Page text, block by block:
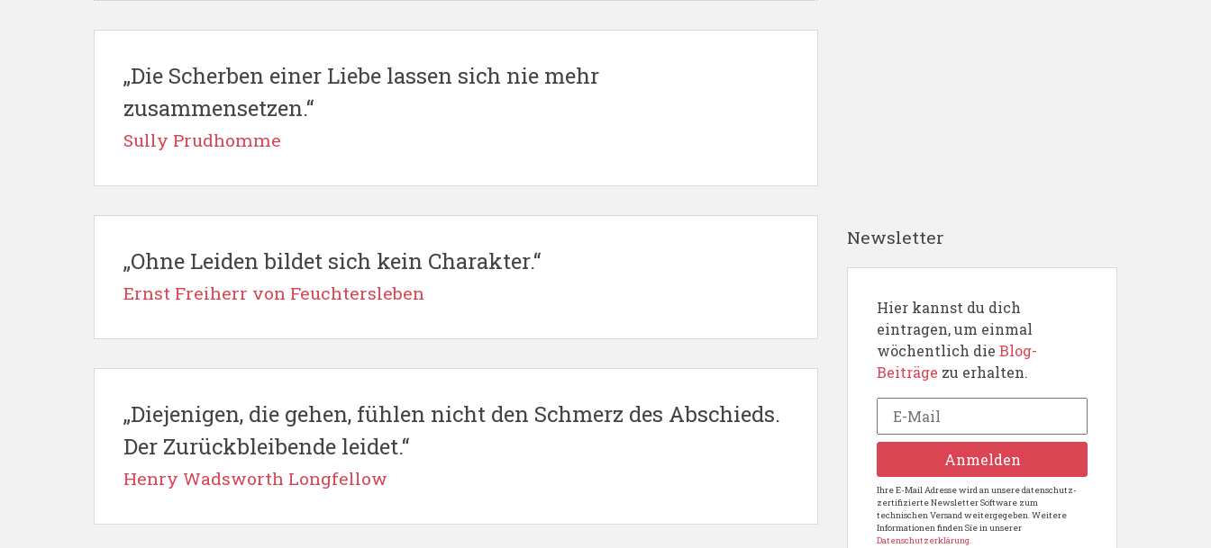
„Die Scherben einer Liebe lassen sich nie mehr
zusammensetzen.“
Sully Prudhomme
„Ohne Leiden bildet sich kein Charakter.“
Ernst Freiherr von Feuchtersleben
„Diejenigen, die gehen, fühlen nicht den Schmerz des Abschieds.
Der Zurückbleibende leidet.“
Henry Wadsworth Longfellow
Newsletter
Hier kannst du dich
eintragen, um einmal
wöchentlich die Blog-
Beiträge zu erhalten.
Ihre E-Mail Adresse wird an unsere datenschutz-
zertifizierte Newsletter Software zum
technischen Versand weitergegeben. Weitere
Informationen finden Sie in unserer
Datenschutzerklärung.